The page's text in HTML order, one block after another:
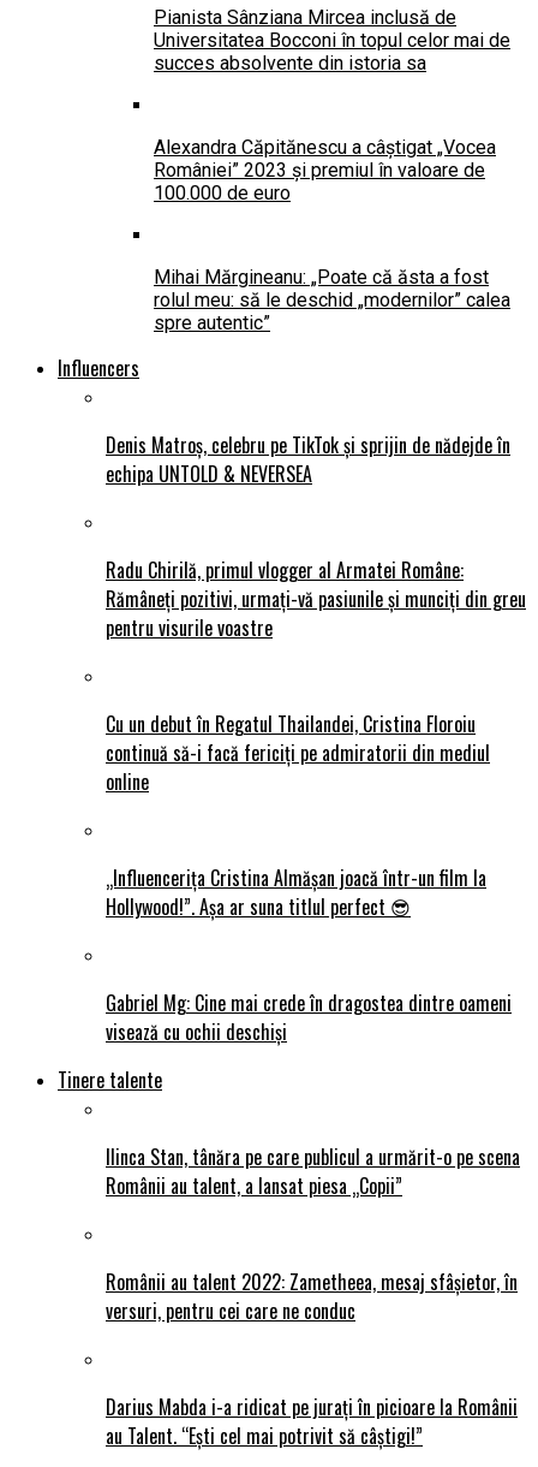
Pianista Sânziana Mircea inclusă de
Universitatea Bocconi în topul celor mai de
succes absolvente din istoria sa
Alexandra Căpitănescu a câștigat „Vocea
României” 2023 și premiul în valoare de
100.000 de euro
Mihai Mărgineanu: „Poate că ăsta a fost
rolul meu: să le deschid „modernilor” calea
spre autentic”
Influencers
Denis Matroș, celebru pe TikTok și sprijin de nădejde în
echipa UNTOLD & NEVERSEA
Radu Chirilă, primul vlogger al Armatei Române:
Rămâneți pozitivi, urmați-vă pasiunile și munciți din greu
pentru visurile voastre
Cu un debut în Regatul Thailandei, Cristina Floroiu
continuă să-i facă fericiți pe admiratorii din mediul
online
„Influencerița Cristina Almășan joacă într-un film la
Hollywood!”. Așa ar suna titlul perfect 😎
Gabriel Mg: Cine mai crede în dragostea dintre oameni
visează cu ochii deschiși
Tinere talente
Ilinca Stan, tânăra pe care publicul a urmărit-o pe scena
Românii au talent, a lansat piesa „Copii”
Românii au talent 2022: Zametheea, mesaj sfâșietor, în
versuri, pentru cei care ne conduc
Darius Mabda i-a ridicat pe jurați în picioare la Românii
au Talent. “Ești cel mai potrivit să câștigi!”